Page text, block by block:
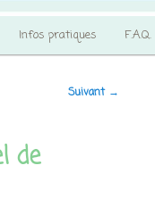
Infos pratiques F.A.Q.
Suivant →
de